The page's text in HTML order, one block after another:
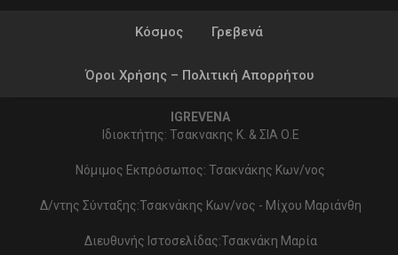
Κόσμος Γρεβενά
Όροι Χρήσης – Πολιτική Απορρήτου
IGREVENA
Ιδιοκτήτης: Τσακνακης Κ. & ΣΙΑ Ο.Ε
Νόμιμος Εκπρόσωπος: Τσακνάκης Κων/νος
Δ/ντης Σύνταξης:Τσακνάκης Κων/νος - Μίχου Μαριάνθη
Διευθυνής Ιστοσελίδας:Τσακνάκη Μαρία